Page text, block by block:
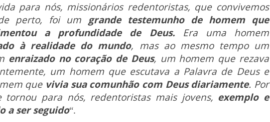
para nós, missionários redentoristas, que convivemos
perto, foi um grande testemunho de homem que
a profundidade de Deus.Era uma homem
à realidade do mundo, mas ao mesmo tempo um
enraizado no coração de Deus, um homem que rezava
um homem que escutava a Palavra de Deus e
que vivia sua comunhão com Deus diariamente. Por
tornou para nós, redentoristas mais jovens, exemplo e
a ser seguido“.